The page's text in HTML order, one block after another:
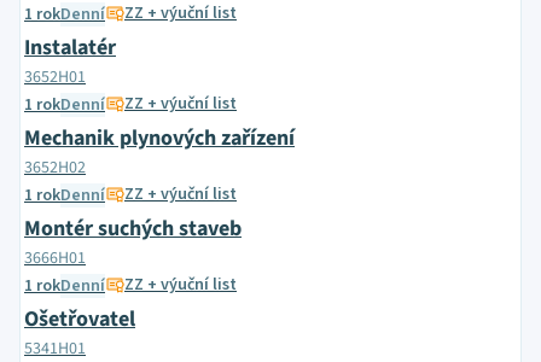
1 rokDenní ZZ + výuční list
Instalatér
3652H01
1 rokDenní ZZ + výuční list
Mechanik plynových zařízení
3652H02
1 rokDenní ZZ + výuční list
Montér suchých staveb
3666H01
1 rokDenní ZZ + výuční list
Ošetřovatel
5341H01